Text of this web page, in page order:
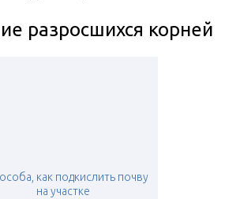
разросшихся корней
как подкислить почву
на участке